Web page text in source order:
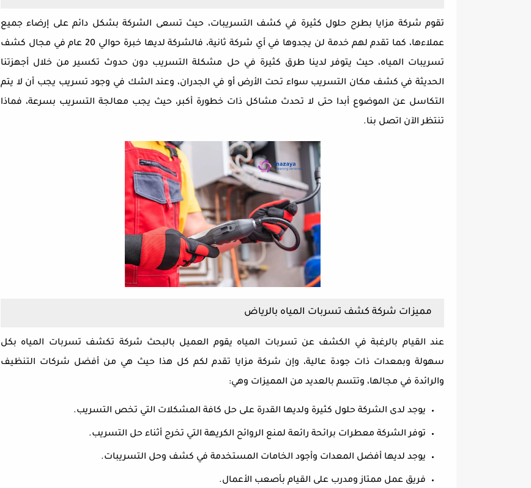
تقوم شركة مزايا بطرح حلول كثيرة في كشف التسريبات، حيث تسعى الشركة بشكل دائم على إرضاء جميع
عملاءها، كما تقدم لهم خدمة لن يجدوها في أي شركة ثانية، فالشركة لديها خبرة حوالي 20 عام في مجال كشف
تسريبات المياه، حيث يتوفر لدينا طرق كثيرة في حل مشكلة التسريب دون حدوث تكسير من خلال أجهزتنا
الحديثة في كشف مكان التسريب سواء تحت الأرض أو في الجدران، وعند الشك في وجود تسريب يجب أن لا يتم
التكاسل عن الموضوع أبدا حتى لا تحدث مشاكل ذات خطورة أكبر، حيث يجب معالجة التسريب بسرعة، فماذا
تنتظر الآن اتصل بنا.
مميزات شركة كشف تسربات المياه بالرياض
عند القيام بالرغبة في الكشف عن تسربات المياه يقوم العميل بالبحث شركة تكشف تسربات المياه بكل
سهولة وبمعدات ذات جودة عالية، وإن شركة مزايا تقدم لكم كل هذا حيث هي من أفضل شركات التنظيف
والرائدة في مجالها، وتتسم بالعديد من المميزات وهي:
يوجد لدى الشركة حلول كثيرة ولديها القدرة على حل كافة المشكلات التي تخص التسريب.
توفر الشركة معطرات برائحة رائعة لمنع الروائح الكريهة التي تخرج أثناء حل التسريب.
يوجد لديها أفضل المعدات وأجود الخامات المستخدمة في كشف وحل التسريبات.
فريق عمل ممتاز ومدرب على القيام بأصعب الأعمال.